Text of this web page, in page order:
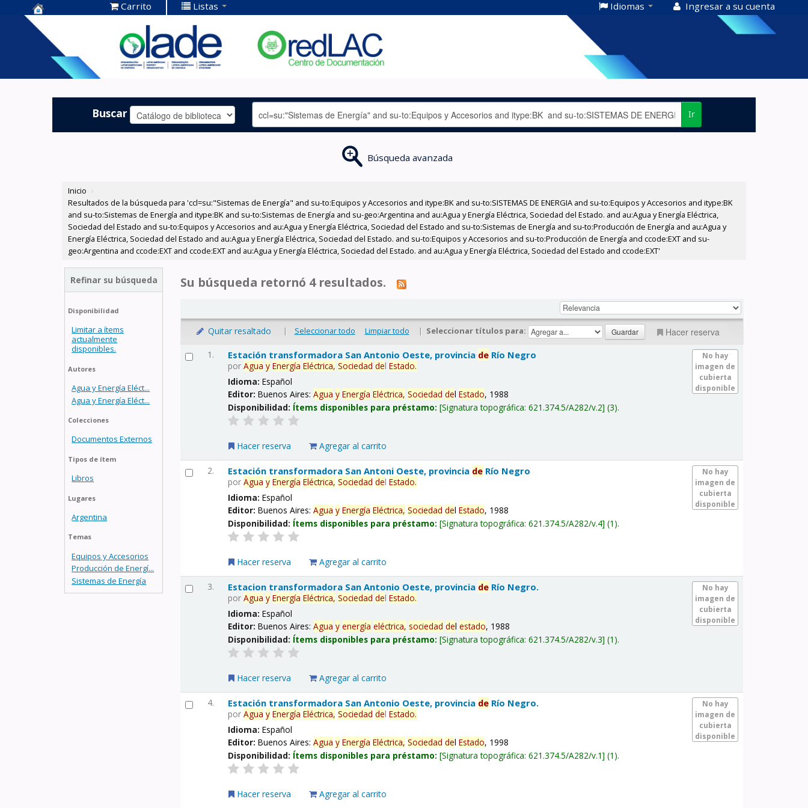
Centro de
Documentación
OLADE -
Carrito Listas Idiomas Ingresar a su cuenta
Buscar Ir
Búsqueda avanzada
Inicio ›
Resultados de la búsqueda para 'ccl=su:"Sistemas de Energía" and su-to:Equipos y Accesorios and itype:BK and su-to:SISTEMAS DE ENERGIA and su-to:Equipos y Accesorios and itype:BK
and su-to:Sistemas de Energía and itype:BK and su-to:Sistemas de Energía and su-geo:Argentina and au:Agua y Energía Eléctrica, Sociedad del Estado. and au:Agua y Energía Eléctrica,
Sociedad del Estado and su-to:Equipos y Accesorios and au:Agua y Energía Eléctrica, Sociedad del Estado and su-to:Sistemas de Energía and su-to:Producción de Energía and au:Agua y
Energía Eléctrica, Sociedad del Estado and au:Agua y Energía Eléctrica, Sociedad del Estado. and su-to:Equipos y Accesorios and su-to:Producción de Energía and ccode:EXT and su-
geo:Argentina and ccode:EXT and ccode:EXT and au:Agua y Energía Eléctrica, Sociedad del Estado. and au:Agua y Energía Eléctrica, Sociedad del Estado and ccode:EXT'
Refinar su búsqueda
Disponibilidad
Limitar a ítems
actualmente
disponibles.
Autores
Agua y Energía Eléct...
Agua y Energía Eléct...
Colecciones
Documentos Externos
Tipos de ítem
Libros
Lugares
Argentina
Temas
Equipos y Accesorios
Producción de Energí...
Sistemas de Energía
Su búsqueda retornó 4 resultados.
Quitar resaltado | Seleccionar todo Limpiar todo | Seleccionar títulos para: Hacer reserva
1.
No hay
imagen de
cubierta
disponible
Estación transformadora San Antonio Oeste, provincia de Río Negro
porAgua y Energía Eléctrica, Sociedad delEstado.
Idioma:Español
Editor:Buenos Aires:Agua y Energía Eléctrica, Sociedad delEstado, 1988
Disponibilidad: Ítems disponibles para préstamo: Signatura topográfica:621.374.5/A282/v.2 (3).
Hacer reserva Agregar al carrito
2.
No hay
imagen de
cubierta
disponible
Estación transformadora San Antoni Oeste, provincia de Río Negro
porAgua y Energía Eléctrica, Sociedad delEstado.
Idioma:Español
Editor:Buenos Aires:Agua y Energía Eléctrica, Sociedad delEstado, 1988
Disponibilidad: Ítems disponibles para préstamo: Signatura topográfica:621.374.5/A282/v.4 (1).
Hacer reserva Agregar al carrito
3.
No hay
imagen de
cubierta
disponible
Estacion transformadora San Antonio Oeste, provincia de Río Negro.
porAgua y Energía Eléctrica, Sociedad delEstado.
Idioma:Español
Editor:Buenos Aires:Agua y energía eléctrica, sociedad delestado, 1988
Disponibilidad: Ítems disponibles para préstamo: Signatura topográfica:621.374.5/A282/v.3 (1).
Hacer reserva Agregar al carrito
4.
No hay
imagen de
cubierta
disponible
Estación transformadora San Antonio Oeste, provincia de Río Negro.
porAgua y Energía Eléctrica, Sociedad delEstado.
Idioma:Español
Editor:Buenos Aires:Agua y Energía Eléctrica, Sociedad delEstado, 1998
Disponibilidad: Ítems disponibles para préstamo: Signatura topográfica:621.374.5/A282/v.1 (1).
Hacer reserva Agregar al carrito